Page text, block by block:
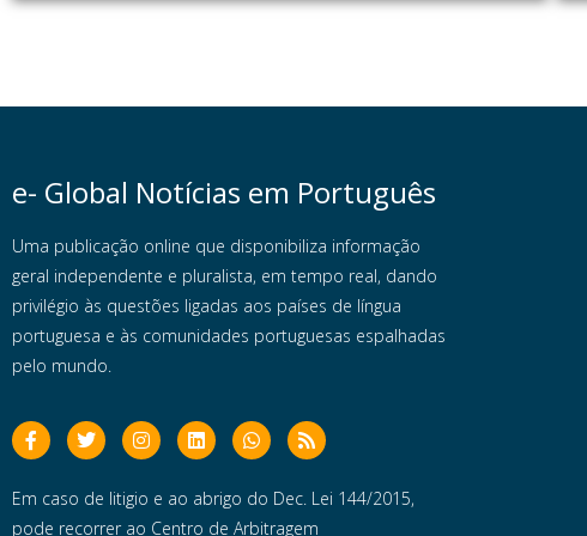
e- Global Notícias em Português
Uma publicação online que disponibiliza informação
geral independente e pluralista, em tempo real, dando
privilégio às questões ligadas aos países de língua
portuguesa e às comunidades portuguesas espalhadas
pelo mundo.
Em caso de litigio e ao abrigo do Dec. Lei 144/2015,
pode recorrer ao Centro de Arbitragem